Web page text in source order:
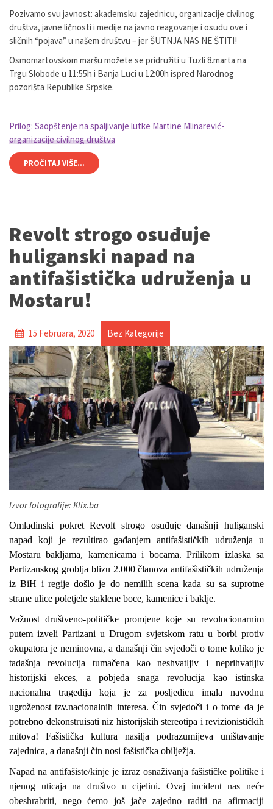
Pozivamo svu javnost: akademsku zajednicu, organizacije civilnog
društva, javne ličnosti i medije na javno reagovanje i osudu ove i
sličnih “pojava” u našem društvu – jer ŠUTNJA NAS NE ŠTITI!
Osmomartovskom maršu možete se pridružiti u Tuzli 8.marta na
Trgu Slobode u 11:55h i Banja Luci u 12:00h ispred Narodnog
pozorišta Republike Srpske.
Prilog: Saopštenje na spaljivanje lutke Martine Mlinarević-
organizacije civilnog društva
PROČITAJ VIŠE...
Revolt strogo osuđuje
huliganski napad na
antifašistička udruženja u
Mostaru!
15 Februara, 2020 Bez Kategorije
Izvor fotografije: Klix.ba
Omladinski pokret Revolt strogo osuđuje današnji huliganski
napad koji je rezultirao gađanjem antifašističkih udruženja u
Mostaru bakljama, kamenicama i bocama.Prilikom izlaska sa
Partizanskog groblja blizu 2.000 članova antifašističkih udruženja
iz BiH i regije došlo je do nemilih scena kada su sa suprotne
strane ulice poletjele staklene boce, kamenice i baklje.
Važnost društveno-političke promjene koje su revolucionarnim
putem izveli Partizani u Drugom svjetskom ratu u borbi protiv
okupatora je neminovna, a današnji čin svjedoči o tome koliko je
tadašnja revolucija tumačena kao neshvatljiv i neprihvatljiv
historijski ekces, a pobjeda snaga revolucija kao istinska
nacionalna tragedija koja je za posljedicu imala navodnu
ugroženost tzv.nacionalnih interesa. Čin svjedoči i o tome da je
potrebno dekonstruisati niz historijskih stereotipa i revizionističkih
mitova! Fašistička kultura nasilja podrazumijeva uništavanje
zajednica, a današnji čin nosi fašistička obilježja.
Napad na antifašiste/kinje je izraz osnaživanja fašističke politike i
njenog uticaja na društvo u cijelini. Ovaj incident nas neće
obeshrabriti, nego ćemo još jače zajedno raditi na afirmaciji